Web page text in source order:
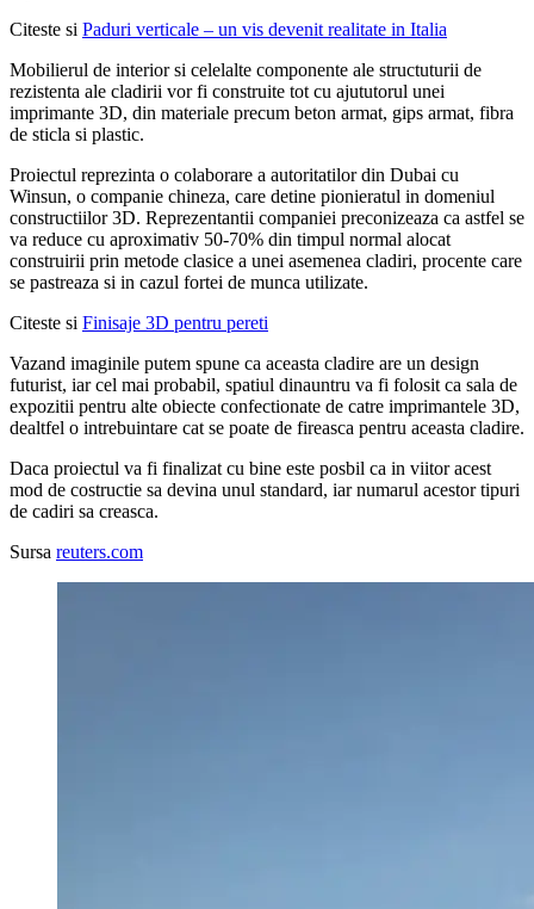
Citeste si Paduri verticale – un vis devenit realitate in Italia
Mobilierul de interior si celelalte componente ale structuturii de
rezistenta ale cladirii vor fi construite tot cu ajututorul unei
imprimante 3D, din materiale precum beton armat, gips armat, fibra
de sticla si plastic.
Proiectul reprezinta o colaborare a autoritatilor din Dubai cu
Winsun, o companie chineza, care detine pionieratul in domeniul
constructiilor 3D. Reprezentantii companiei preconizeaza ca astfel se
va reduce cu aproximativ 50-70% din timpul normal alocat
construirii prin metode clasice a unei asemenea cladiri, procente care
se pastreaza si in cazul fortei de munca utilizate.
Citeste si Finisaje 3D pentru pereti
Vazand imaginile putem spune ca aceasta cladire are un design
futurist, iar cel mai probabil, spatiul dinauntru va fi folosit ca sala de
expozitii pentru alte obiecte confectionate de catre imprimantele 3D,
dealtfel o intrebuintare cat se poate de fireasca pentru aceasta cladire.
Daca proiectul va fi finalizat cu bine este posbil ca in viitor acest
mod de costructie sa devina unul standard, iar numarul acestor tipuri
de cadiri sa creasca.
Sursa reuters.com